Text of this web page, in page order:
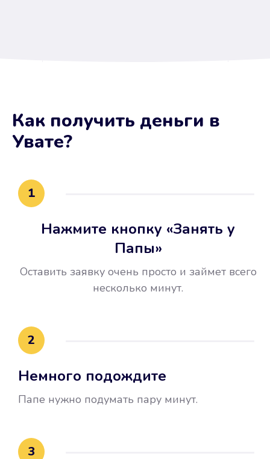
Не потребовались справки, залоги
и поручители. Папа вам доверяет.
воспользовались бесплатной
это открыло новые возможности в
Как получить деньги в
Увате?
1
Нажмите кнопку «Занять у
Папы»
Оставить заявку очень просто и займет всего
несколько минут.
2
Немного подождите
Папе нужно подумать пару минут.
3